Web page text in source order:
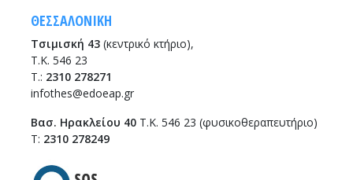
ΘΕΣΣΑΛΟΝΙΚΗ
Τσιμισκή 43 (κεντρικό κτήριο),
Τ.Κ. 546 23
T.: 2310 278271
infothes@edoeap.gr
Βασ. Ηρακλείου 40 Τ.Κ. 546 23 (φυσικοθεραπευτήριο)
Τ: 2310 278249